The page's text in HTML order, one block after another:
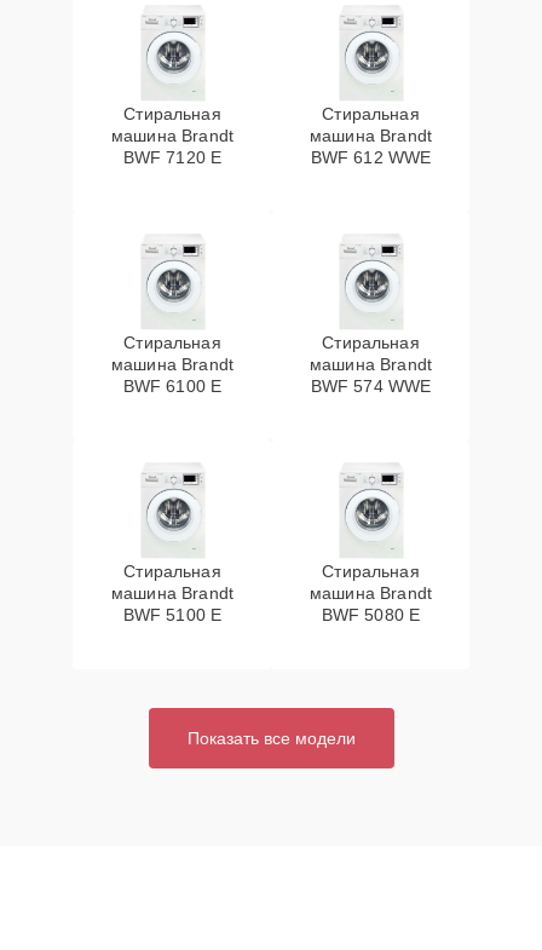
Стиральная
машина Brandt
BWF 7120 E
Стиральная
машина Brandt
BWF 612 WWE
Стиральная
машина Brandt
BWF 6100 E
Стиральная
машина Brandt
BWF 574 WWE
Стиральная
машина Brandt
BWF 5100 E
Стиральная
машина Brandt
BWF 5080 E
Показать все модели